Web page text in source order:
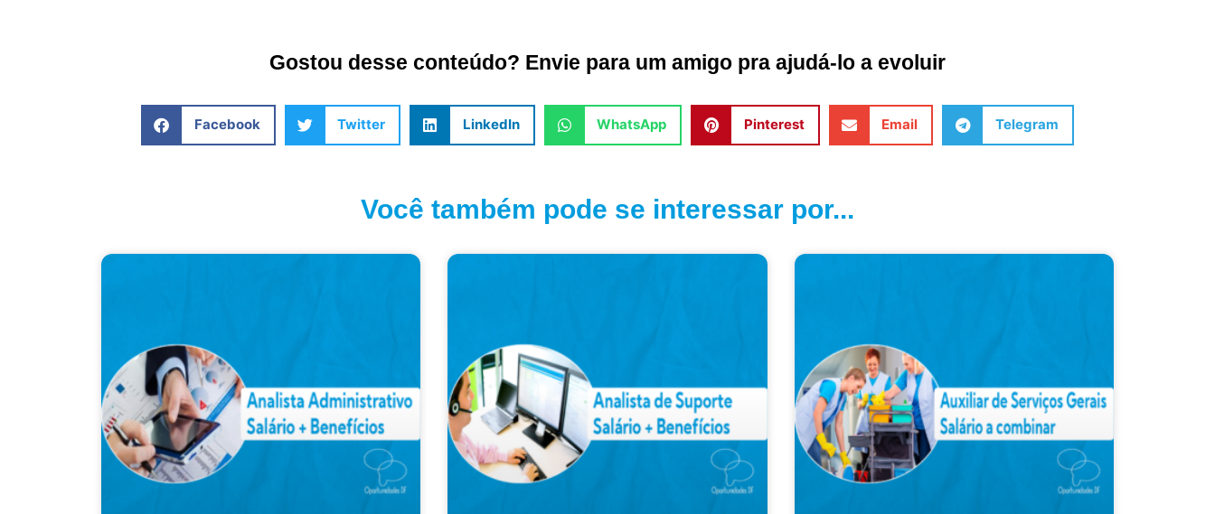
Gostou desse conteúdo? Envie para um amigo pra ajudá-lo a evoluir
Facebook Twitter LinkedIn WhatsApp Pinterest Email Telegram
Você também pode se interessar por...